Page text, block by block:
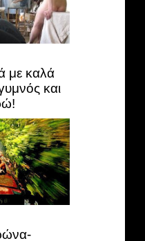
με καλά
και